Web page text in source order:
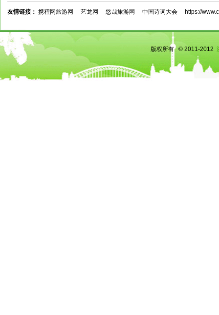
友情链接： 携程网旅游网 艺龙网 悠哉旅游网 中国诗词大会 https://
版权所有 © 2011-2012